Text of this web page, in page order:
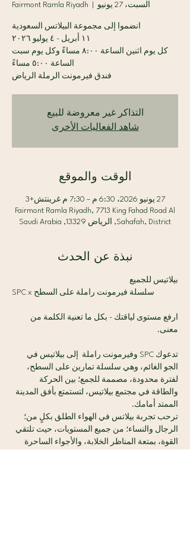
السبت، 27 يونيو Fairmont Ramla Riyadh
كل يوم اثنين الساعة ٨:٠٠ مساءً وكل يوم سبت
فندق فيرمونت الرملة الرياض
التذاكر غير معروضة للبيع
شاهد الفعاليات الأخرى
الوقت والموقع
27 يونيو 2026، 6:30 م – 7:30 م غرينتش+3
Fairmont Ramla Riyadh, 7713 King Fahad Road Al
Sahafah, District, الرياض 13329, Saudi Arabia
نبذة عن الحدث
بيلاتيس للجميع
ارفع مستوى لياقتك - بكل ما تعنية الكلمة من
معنى.
تدعوك SPC وفيرمونت راملة  إلى بيلاتيس في
الجو الغائم، وهي سلسلة تمارين على السطح،
لفترة محدودة، مصممة للجمع؛ بين الحركة
والطاقة في مجتمع بيلاتيس، لتستمتع بأفق المدينة
الممتد أمامك.
ترحب تجربة بيلاتس في الهواء الطلق بكلٍ من؛
الرجال والنساء؛ من جميع المستويات، حيث تلتقي
القوة، بمتعة المناظر الخلابة، والأجواء الساحرة